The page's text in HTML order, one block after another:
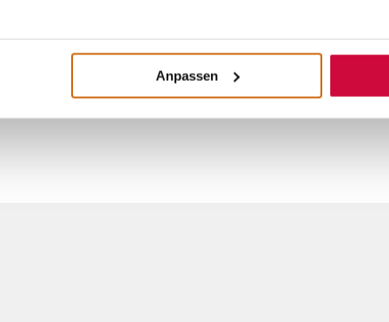
Anpassen
oder eine Tour durch die schönsten Orte
für die besten Ziele. Und Marburg ist mit dabei!